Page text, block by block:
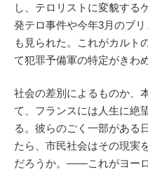
し、テロリストに変貌する
発テロ事件や今年3月のブ
も見られた。これがカルト
て犯罪予備軍の特定がきわ
社会の差別によるものか、
て、フランスには人生に絶
る。彼らのごく一部がある
たら、市民社会はその現実
だろうか。――これがヨー